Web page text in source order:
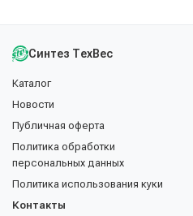
Синтез ТехВес
Каталог
Новости
Публичная оферта
Политика обработки
персональных данных
Политика использования куки
Контакты